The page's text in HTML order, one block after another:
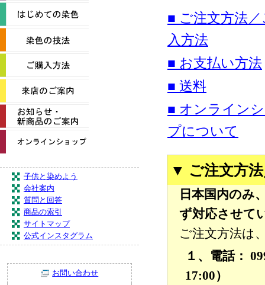
子供と染めよう
会社案内
質問と回答
商品の索引
サイトマップ
公式インスタグラム
お問い合わせ
■ ご注文方法／
入方法
■ お支払い方法
■ 送料
■ オンライン
プについて
▼ ご注文方
日本国内のみ
ず対応させて
ご注文方法は
１、電話：
17:00）